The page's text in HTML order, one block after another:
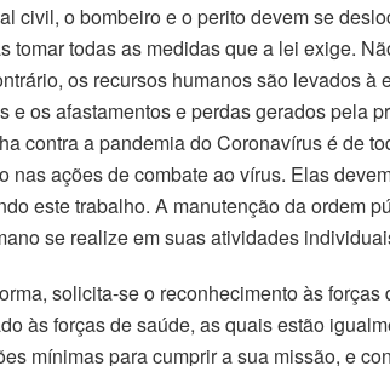
civil, o bombeiro e o perito devem se
tomar todas as medidas que a lei exige.
os recursos humanos são levados
e os afastamentos e perdas gerados pela
contra a pandemia do Coronavírus é de
nas ações de combate ao vírus. Elas
este trabalho. A manutenção da ordem
se realize em suas atividades
solicita-se o reconhecimento às
às forças de saúde, as quais estão
mínimas para cumprir a sua missão, e